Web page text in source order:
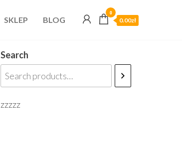
SKLEP BLOG
0
0.00zł
Search
zzzzz